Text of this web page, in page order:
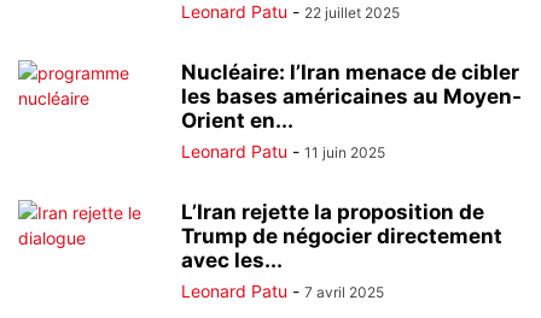
Leonard Patu - 22 juillet 2025
Nucléaire: l’Iran menace de cibler
les bases américaines au Moyen-
Orient en...
Leonard Patu - 11 juin 2025
L’Iran rejette la proposition de
Trump de négocier directement
avec les...
Leonard Patu - 7 avril 2025